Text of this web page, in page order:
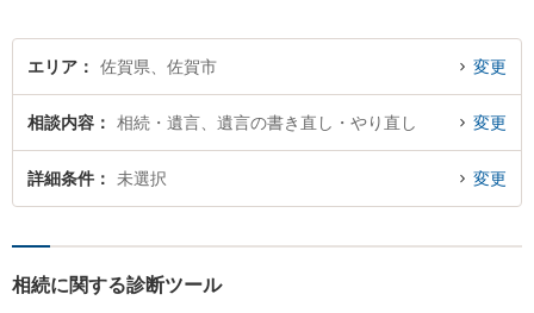
エリア 佐賀県、佐賀市 変更
相談内容 相続・遺言、遺言の書き直し・やり直し 変更
詳細条件 未選択 変更
相続に関する診断ツール